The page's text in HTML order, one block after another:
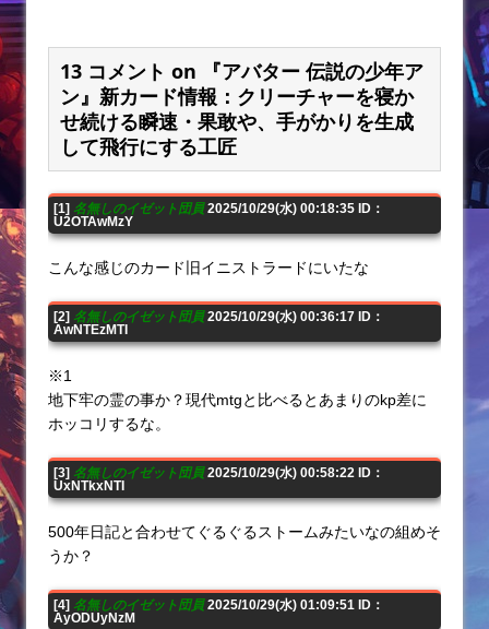
13 コメント on 『アバター 伝説の少年ア
ン』新カード情報：クリーチャーを寝か
せ続ける瞬速・果敢や、手がかりを生成
して飛行にする工匠
[1] 名無しのイゼット団員2025/10/29(水) 00:18:35 ID：
U2OTAwMzY
こんな感じのカード旧イニストラードにいたな
[2] 名無しのイゼット団員2025/10/29(水) 00:36:17 ID：
AwNTEzMTI
※1
地下牢の霊の事か？現代mtgと比べるとあまりのkp差に
ホッコリするな。
[3] 名無しのイゼット団員2025/10/29(水) 00:58:22 ID：
UxNTkxNTI
500年日記と合わせてぐるぐるストームみたいなの組めそ
うか？
[4] 名無しのイゼット団員2025/10/29(水) 01:09:51 ID：
AyODUyNzM